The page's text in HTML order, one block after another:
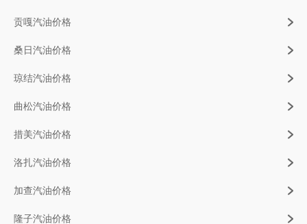
贡嘎汽油价格
桑日汽油价格
琼结汽油价格
曲松汽油价格
措美汽油价格
洛扎汽油价格
加查汽油价格
隆子汽油价格